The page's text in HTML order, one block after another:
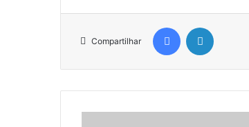
Compartilhar
Facebook